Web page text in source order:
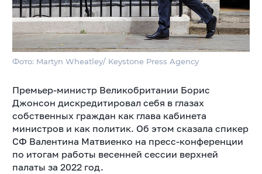
Фото: Martyn Wheatley/ Keystone Press Agency
Премьер-министр Великобритании Борис
Джонсон дискредитировал себя в глазах
собственных граждан как глава кабинета
министров и как политик. Об этом сказала спикер
СФ Валентина Матвиенко на пресс-конференции
по итогам работы весенней сессии верхней
палаты за 2022 год.